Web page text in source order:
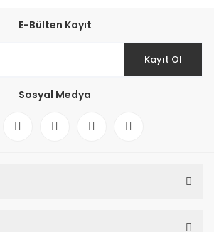
E-Bülten Kayıt
Kayıt Ol
Sosyal Medya